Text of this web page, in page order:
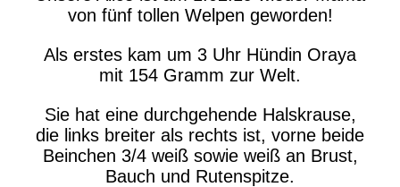
von fünf tollen Welpen geworden!
Als erstes kam um 3 Uhr Hündin Oraya
mit 154 Gramm zur Welt.
Sie hat eine durchgehende Halskrause,
die links breiter als rechts ist, vorne beide
Beinchen 3/4 weiß sowie weiß an Brust,
Bauch und Rutenspitze.